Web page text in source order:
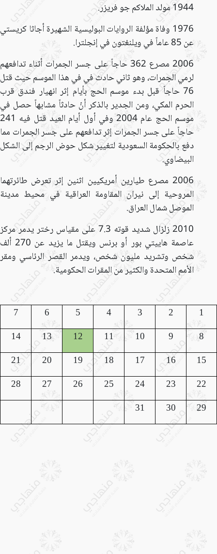
1944 مولد الملاكم جو فريزر.
1976 وفاة مؤلفة الروايات البوليسية الشهيرة أجاثا كريستي
عن 85 عاماً في ويلنغتون في إنجلترا.
2006 مصرع 362 حاجاً على جسر الجمرات أثناء تدافعهم
لرمي الجمرات، وهو ثاني حادث في في هذا الموسم حيث قتل
76 حاجاً قبل بدء موسم الحج بأيام إثر انهيار فندق قرب
الحرم المكي، ومن الجدير بالذكر أنّ حادثاً مشابهاً حصل في
موسم الحج عام 2004 وفي أول أيام العيد قتل فيه 241
حاجاً على جسر الجمرات إثر تدافعهم على جسر الجمرات مما
دفع بالحكومة السعودية لتغيير شكل حوض الرجم إلى الشكل
البيضاوي.
2006 مصرع طيارين أمريكيين اثنين إثر تعرض طائرتهما
المروحية إلى نيران المقاومة العراقية في محيط مدينة
الموصل شمال العراق.
2010 زلزال شديد قوته 7.3 على مقياس رختر يدمر مركز
عاصمة هاييتي بور أو برنس ويقتل ما يزيد عن 270 ألف
شخص وتشريد مليون شخص، ويدمر القصر الرئاسي ومقر
الأمم المتحدة والكثير من المقرات الحكومية.
1
2
3
4
5
6
7
8
9
10
11
12
13
14
15
16
17
18
19
20
21
22
23
24
25
26
27
28
29
30
31